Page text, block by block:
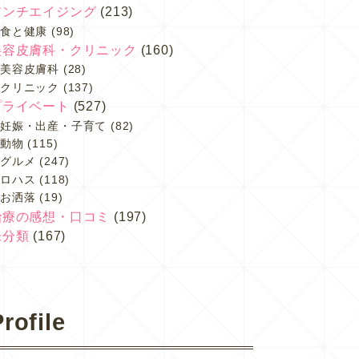
チエイジング (213)
食と健康 (98)
皮膚科・クリニック (160)
美容皮膚科 (28)
クリニック (137)
イベート (527)
妊娠・出産・子育て (82)
動物 (115)
グルメ (247)
ロハス (118)
お洒落 (19)
の感想・口コミ
(197)
類 (167)